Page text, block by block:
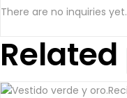
There are no inquiries yet.